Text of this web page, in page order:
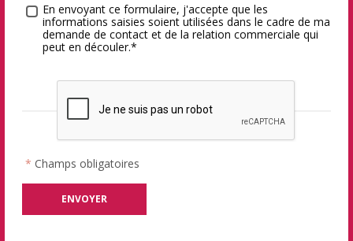
Traitement des données *
En envoyant ce formulaire, j'accepte que les
informations saisies soient utilisées dans le cadre de ma
demande de contact et de la relation commerciale qui
peut en découler.*
* Champs obligatoires